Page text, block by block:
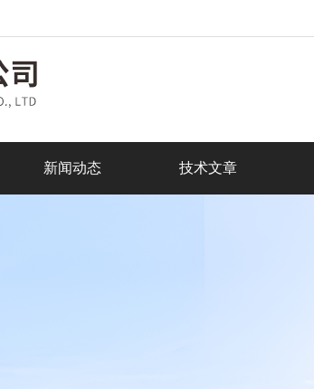
新闻动态 技术文章